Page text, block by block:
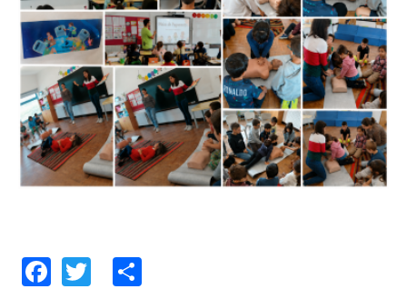
Facebook
Twitter